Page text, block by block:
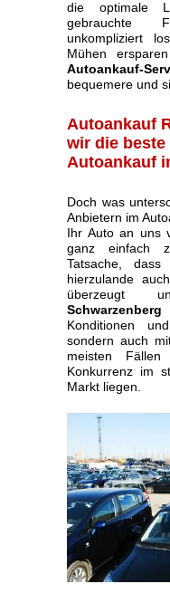
die optimale
gebrauchte
unkompliziert
Mühen
Autoankauf-
bequemere und
Autoankauf
wir die beste
Autoankauf
Doch was
Anbietern im
Ihr Auto an uns
ganz einfach
Tatsache,
hierzulande
überzeugt
Schwarzenberg
Konditionen
sondern auch
meisten
Konkurrenz im
Markt liegen.